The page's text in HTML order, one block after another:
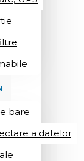
bare
a datelor